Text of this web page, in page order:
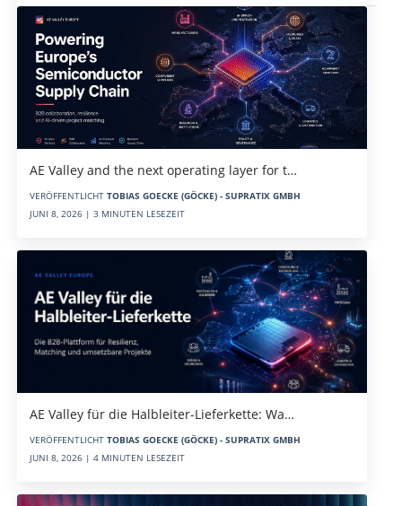
AE Valley and the next operating layer for t…
VERÖFFENTLICHT TOBIAS GOECKE (GÖCKE) - SUPRATIX GMBH
JUNI 8, 2026 | 3 MINUTEN LESEZEIT
AE Valley für die Halbleiter-Lieferkette: Wa…
VERÖFFENTLICHT TOBIAS GOECKE (GÖCKE) - SUPRATIX GMBH
JUNI 8, 2026 | 4 MINUTEN LESEZEIT